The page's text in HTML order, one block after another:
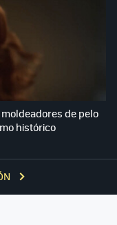
de pelo
histórico